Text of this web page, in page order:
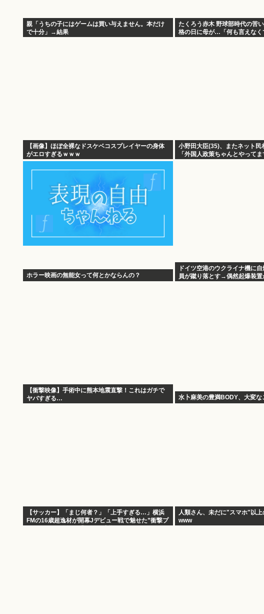
親「うちの子にはゲームは買い与えません。本だけ
で十分」→結果
たくろう赤木 野球部時代の苦
格の日に母が…「何も言えなく
【画像】ほぼ全裸なドスケベコスプレイヤーの身体
がエロすぎるｗｗｗ
小野田大臣(35)、またネット民
「外国人政策ちゃんとやって
ホラー映画の無能女って何とかならんの？
ドイツ空港のウクライナ機に
員が蹴り落とす→偶然起爆装置
【衝撃映像】手術中に熊本地震直撃！これはガチで
ヤバすぎる…
水卜麻美の豊満BODY、大変な
【サッカー】「まじ何者？」「上手すぎる…」横浜
FMの16歳超逸材が開幕Jデビュー戦で魅せた”衝撃プ
人類さん、未だに"スマホ"以
www